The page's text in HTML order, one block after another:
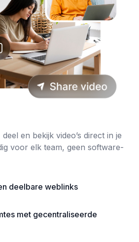
en bekijk video’s direct in je
voor elk team, geen software-
deelbare weblinks
met gecentraliseerde